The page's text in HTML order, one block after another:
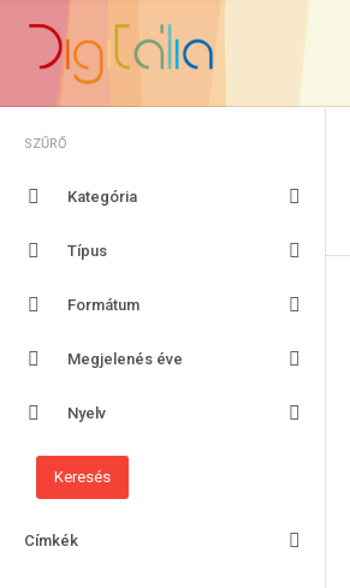
SZŰRŐ
Kategória
Típus
Formátum
Megjelenés éve
Nyelv
Címkék